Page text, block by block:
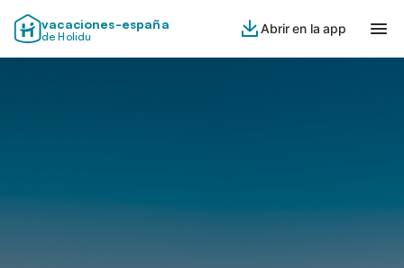
vacaciones-españa
de Holidu
Abrir en la app